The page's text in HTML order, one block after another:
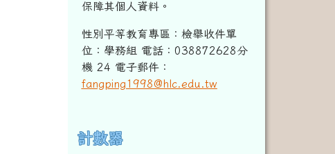
保障其個人資料。
性別平等教育專區：檢舉收件單
位：學務組 電話：038872628分
機 24 電子郵件：
fangping1998@hlc.edu.tw
右邊區域內容
計數器